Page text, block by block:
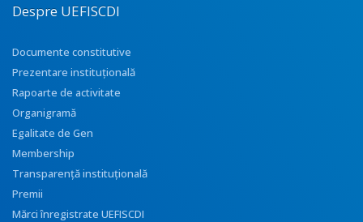
Despre UEFISCDI
Documente constitutive
Prezentare instituţională
Rapoarte de activitate
Organigramă
Egalitate de Gen
Membership
Transparenţă instituţională
Premii
Mărci înregistrate UEFISCDI